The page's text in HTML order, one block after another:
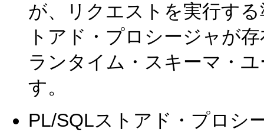
が、リクエストを実行す
トアド・プロシージャが
ランタイム・スキーマ・
す。
PL/SQLストアド・プロシ